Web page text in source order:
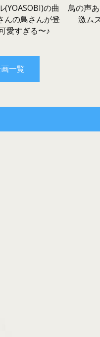
(YOASOBI)の曲
んの鳥さんが登
愛すぎる〜♪
鳥の声
激ム
一覧